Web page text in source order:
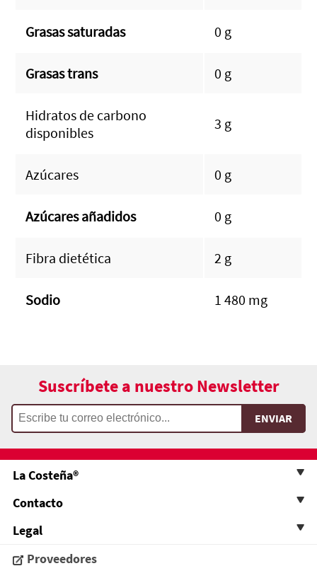
Grasas saturadas 0 g
Grasas trans 0 g
Hidratos de carbono
disponibles
3 g
Azúcares 0 g
Azúcares añadidos 0 g
Fibra dietética 2 g
Sodio 1 480 mg
Suscríbete a nuestro Newsletter
La Costeña®
Contacto
Legal
Proveedores